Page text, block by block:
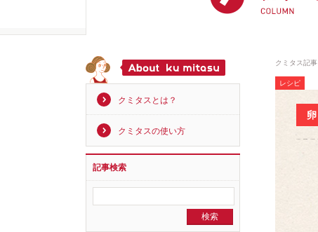
クミタス記事
レシピ
卵
クミタスとは？
クミタスの使い方
記事検索